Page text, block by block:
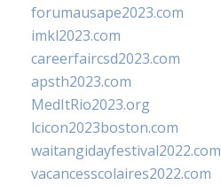
forumausape2023.com
imkl2023.com
careerfaircsd2023.com
apsth2023.com
MedItRio2023.org
lcicon2023boston.com
waitangidayfestival2022.com
vacancesscolaires2022.com